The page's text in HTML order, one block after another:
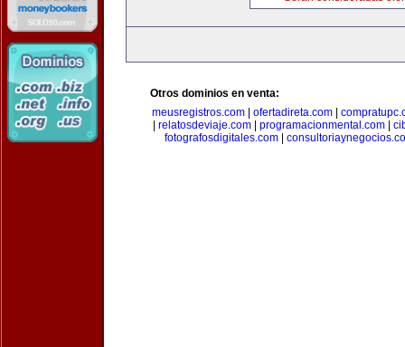
Otros dominios en venta:
meusregistros.com| ofertadireta.com|
relatosdeviaje.com| programacionmental.com|
fotografosdigitales.com